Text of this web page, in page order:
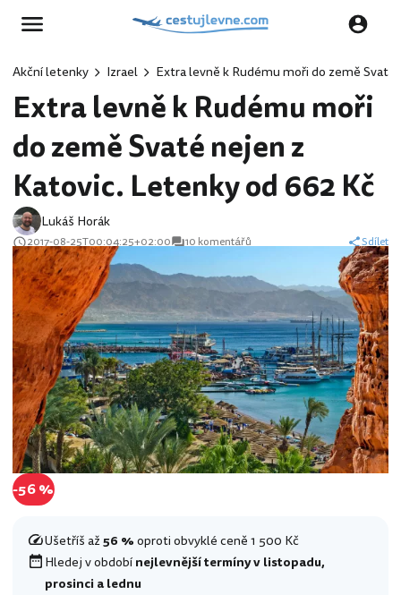
Akční letenky Izrael Extra levně k Rudému moři do země
Extra levně k Rudému moři
do země Svaté nejen z
Katovic. Letenky od 662 Kč
Lukáš Horák
2017-08-25T00:04:25+02:00 10 komentářů Sdílet
-56 %
Ušetříš až56 %oproti obvyklé ceně 1 500 Kč
Hledej v obdobínejlevnější termíny v listopadu,
prosinci a lednu